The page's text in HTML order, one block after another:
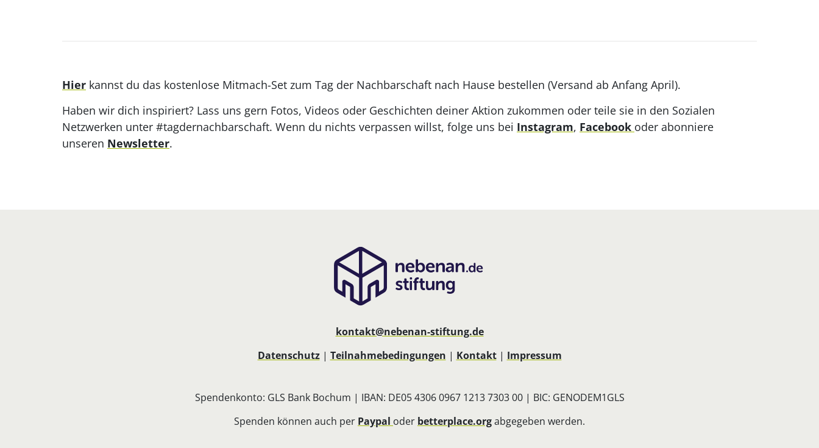
Hier kannst du das kostenlose Mitmach-Set zum Tag der Nachbarschaft nach Hause bestellen (Versand ab Anfang April).
Haben wir dich inspiriert? Lass uns gern Fotos, Videos oder Geschichten deiner Aktion zukommen oder teile sie in den Sozialen
Netzwerken unter #tagdernachbarschaft. Wenn du nichts verpassen willst, folge uns bei Instagram, Facebook oder abonniere
unseren Newsletter.
kontakt@nebenan-stiftung.de
Datenschutz| Teilnahmebedingungen | Kontakt| Impressum
Spendenkonto: GLS Bank Bochum | IBAN: DE05 4306 0967 1213 7303 00 | BIC: GENODEM1GLS
Spenden können auch per Paypal oder betterplace.orgabgegeben werden.